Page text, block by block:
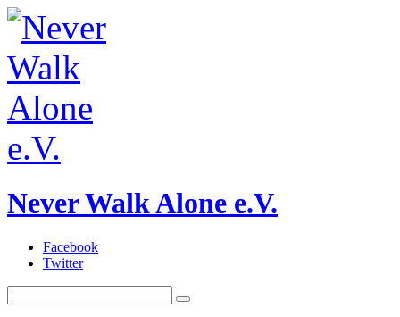
Never Walk Alone e.V.
Facebook
Twitter